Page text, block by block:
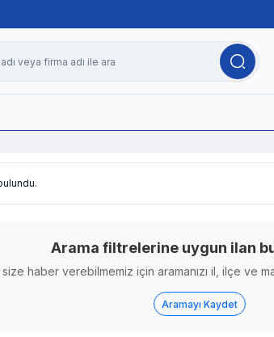
Arama filtrelerine uygun ilan
size haber verebilmemiz için aramanızı il, ilçe
Aramayı Kaydet